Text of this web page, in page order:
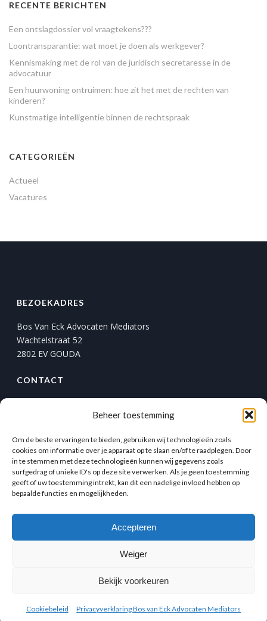
Beheer toestemming
Om de beste ervaringen te bieden, gebruiken wij technologieën zoals
cookies om informatie over je apparaat op te slaan en/of te raadplegen. Door
in te stemmen met deze technologieën kunnen wij gegevens zoals
surfgedrag of unieke ID's op deze site verwerken. Als je geen toestemming
geeft of uw toestemming intrekt, kan dit een nadelige invloed hebben op
bepaalde functies en mogelijkheden.
Accepteren
Weiger
Bekijk voorkeuren
Cookiebeleid Privacyverklaring Bos van Eck Advocaten Mediators
RECENTE BERICHTEN
Een ontslagdossier vol vraagtekens???
Loontransparantie: wat moet je doen als werkgever?
Kennismaking met de rol van de juridisch secretaresse in de
advocatuur
Een huurwoning ontruimen: hoe zit het met de rechten van
kinderen?
Kunstmatige intelligentie binnen de rechtspraak
CATEGORIEËN
Actueel
Vacatures
BEZOEKADRES
Bos Van Eck Advocaten Mediators
Wachtelstraat 52
2802 EV GOUDA
CONTACT
F. +31 (0)182 58 58 71
WhatsApp
Facebook
Instagram
Twitter
MEER INFORMATIE